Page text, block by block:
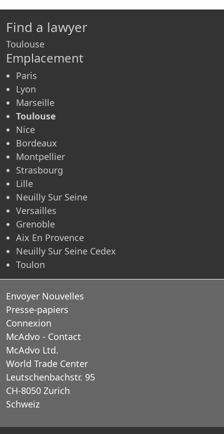
Find a lawyer
Toulouse
Emplacement
Paris
Lyon
Marseille
Toulouse
Nice
Bordeaux
Montpellier
Strasbourg
Lille
Neuilly Sur Seine
Versailles
Grenoble
Aix En Provence
Neuilly Sur Seine Cedex
Toulon
Envoyer Nouvelles
Presse-papiers
Connexion
McAdvo - Contact
McAdvo Ltd.
World Trade Center
Leutschenbachstr. 95
CH-8050 Zurich
Schweiz
E-Mail: office@mcadvo.com